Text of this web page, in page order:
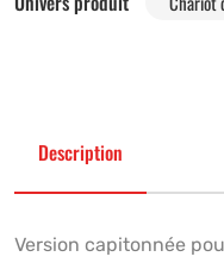
Description
Version capitonnée